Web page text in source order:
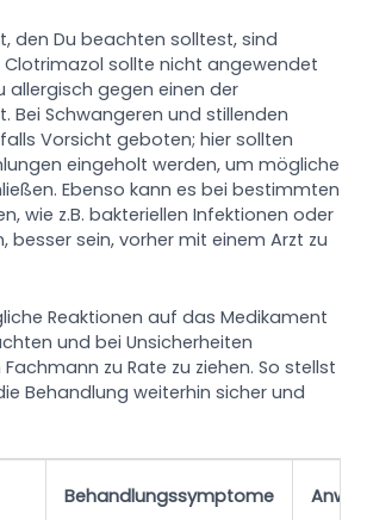
den Du beachten solltest, sind
Clotrimazol sollte nicht angewendet
allergisch gegen einen der
Bei Schwangeren und stillenden
Vorsicht geboten; hier sollten
eingeholt werden, um mögliche
Ebenso kann es bei bestimmten
wie z.B. bakteriellen Infektionen oder
besser sein, vorher mit einem Arzt zu
Reaktionen auf das Medikament
und bei Unsicherheiten
zu Rate zu ziehen. So stellst
Behandlung weiterhin sicher und
Behandlungssymptome